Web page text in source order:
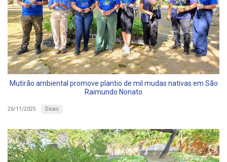
Mutirão ambiental promove plantio de mil mudas nativas em São
Raimundo Nonato
26/11/2025 Dicas